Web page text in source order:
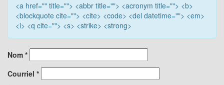
<a href="" title=""> <abbr title=""> <acronym title=""> <b>
<blockquote cite=""> <cite> <code> <del datetime=""> <em>
<i> <q cite=""> <s> <strike> <strong>
Nom *
Courriel *